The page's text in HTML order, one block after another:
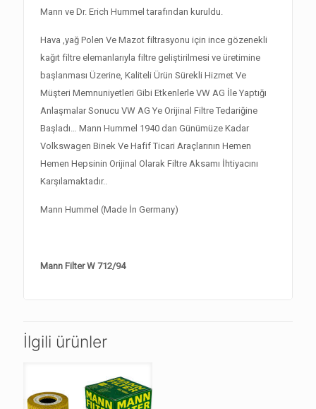
Mann ve Dr. Erich Hummel tarafından kuruldu.
Hava ,yağ Polen Ve Mazot filtrasyonu için ince gözenekli
kağıt filtre elemanlarıyla filtre geliştirilmesi ve üretimine
başlanması Üzerine, Kaliteli Ürün Sürekli Hizmet Ve
Müşteri Memnuniyetleri Gibi Etkenlerle VW AG İle Yaptığı
Anlaşmalar Sonucu VW AG Ye Orijinal Filtre Tedariğine
Başladı… Mann Hummel 1940 dan Günümüze Kadar
Volkswagen Binek Ve Hafif Ticari Araçlarının Hemen
Hemen Hepsinin Orijinal Olarak Filtre Aksamı İhtiyacını
Karşılamaktadır..
Mann Hummel (Made İn Germany)
Mann Filter W 712/94
İlgili ürünler